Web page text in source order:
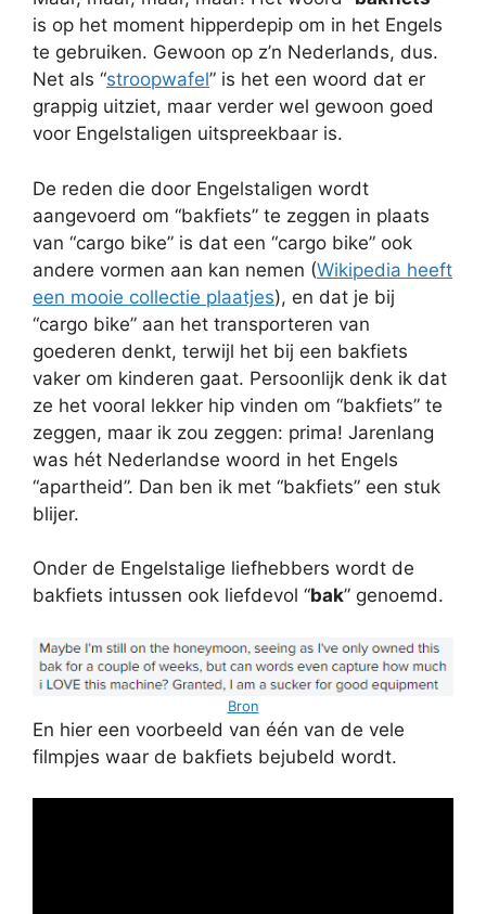
is op het moment hipperdepip om in het Engels
te gebruiken. Gewoon op z’n Nederlands, dus.
Net als “stroopwafel” is het een woord dat er
grappig uitziet, maar verder wel gewoon goed
voor Engelstaligen uitspreekbaar is.
De reden die door Engelstaligen wordt
aangevoerd om “bakfiets” te zeggen in plaats
van “cargo bike” is dat een “cargo bike” ook
andere vormen aan kan nemen (Wikipedia heeft
een mooie collectie plaatjes), en dat je bij
“cargo bike” aan het transporteren van
goederen denkt, terwijl het bij een bakfiets
vaker om kinderen gaat. Persoonlijk denk ik dat
ze het vooral lekker hip vinden om “bakfiets” te
zeggen, maar ik zou zeggen: prima! Jarenlang
was hét Nederlandse woord in het Engels
“apartheid”. Dan ben ik met “bakfiets” een stuk
blijer.
Onder de Engelstalige liefhebbers wordt de
bakfiets intussen ook liefdevol “bak” genoemd.
Bron
En hier een voorbeeld van één van de vele
filmpjes waar de bakfiets bejubeld wordt.